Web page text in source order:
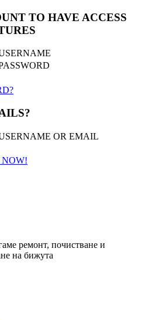
TO HAVE ACCESS
OR EMAIL
ремонт, почистване и
на бижута